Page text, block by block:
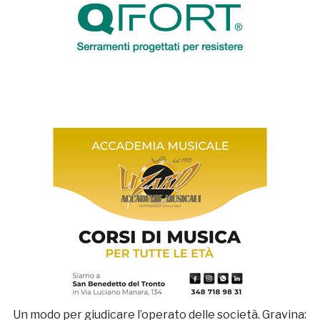
Un modo per giudicare l’operato delle società. Gravina: